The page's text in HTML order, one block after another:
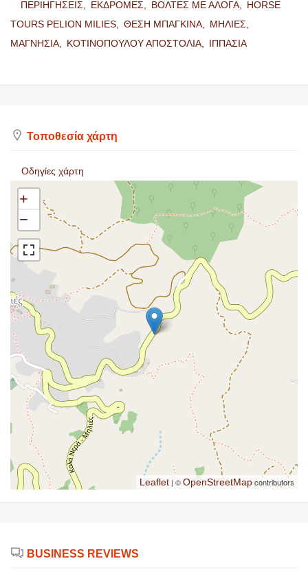
ΠΕΡΙΗΓΗΣΕΙΣ, ΕΚΔΡΟΜΕΣ, ΒΟΛΤΕΣ ΜΕ ΑΛΟΓΑ,
HORSE
TOURS PELION MILIES,
ΘΕΣΗ ΜΠΑΓΚΙΝΑ,
ΜΗΛΙΕΣ,
ΜΑΓΝΗΣΙΑ,
ΚΟΤΙΝΟΠΟΥΛΟΥ ΑΠΟΣΤΟΛΙΑ, ΙΠΠΑΣΙΑ
Τοποθεσία χάρτη
Οδηγίες χάρτη
+
−
Leaflet | ©OpenStreetMapcontributors
BUSINESS REVIEWS